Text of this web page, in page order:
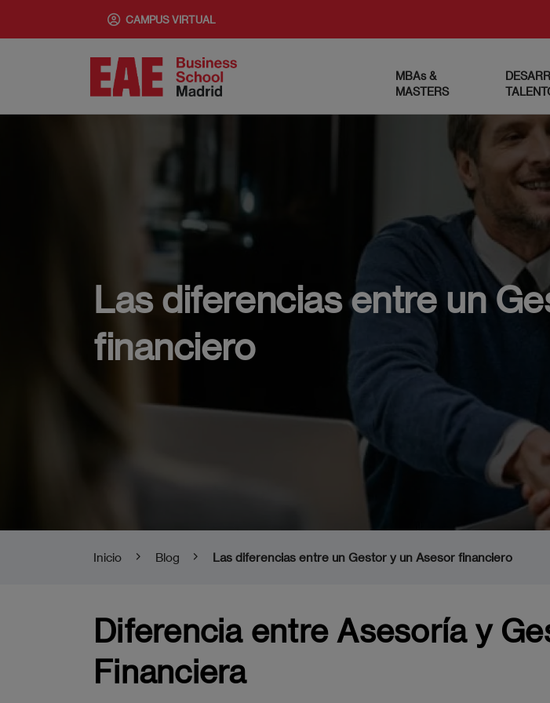
CAMPUS VIRTUAL
MBAs &
MASTERS
Las diferencias entre un
financiero
Inicio Blog Las diferencias entre un Gestor y un Asesor financiero
Diferencia entre Asesoría y
Financiera